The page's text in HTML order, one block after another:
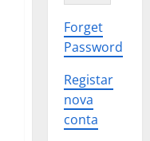
Forget
Password
Registar
nova
conta